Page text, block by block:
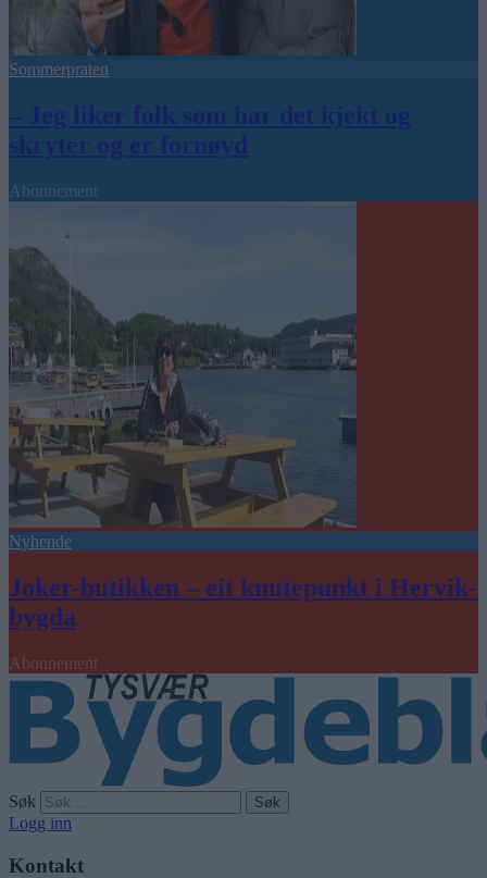
Sommerpraten
– Jeg liker folk som har det kjekt og
skryter og er fornøyd
Abonnement
Nyhende
Joker-butikken – eit knutepunkt i Hervik-
bygda
Abonnement
Søk
Logg inn
Kontakt